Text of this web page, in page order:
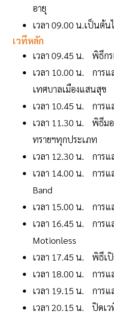
อายุ
เวลา 09.00 น.เป็นต้
เวทีหลัก
เวลา 09.45 น. พิธีกร
เวลา 10.00 น. การแ
เทศบาลเมืองแสนสุข
เวลา 10.45 น. การแ
เวลา 11.30 น. พิธีมอ
ทรายฯทุกประเภท
เวลา 12.30 น. การแ
เวลา 14.00 น. การแ
Band
เวลา 15.00 น. การแ
เวลา 16.45 น. การแ
Motionless
เวลา 17.45 น. พิธีเปิ
เวลา 18.00 น. การแ
เวลา 19.15 น. การแ
เวลา 20.15 น. ปิดเว